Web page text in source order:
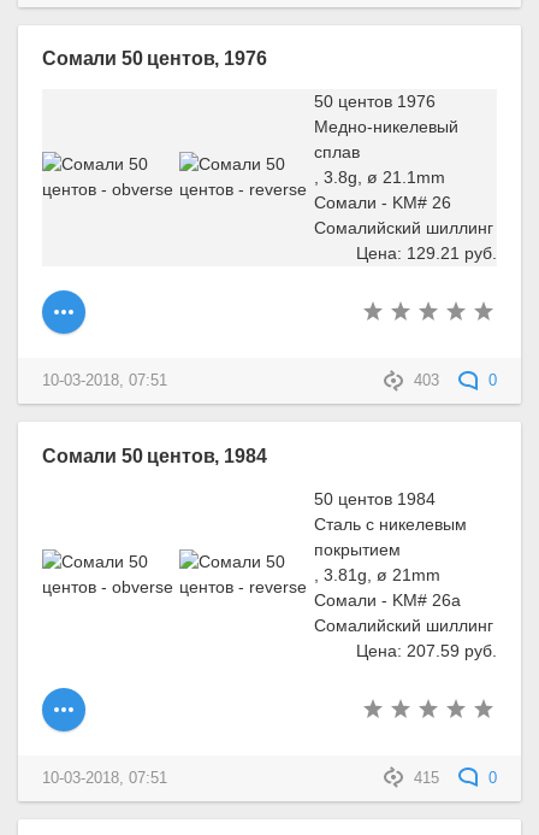
Сомали 50 центов, 1976
50 центов 1976
Медно-никелевый
сплав
, 3.8g, ø 21.1mm
Сомали - KM# 26
Сомалийский шиллинг
Цена: 129.21 руб.
403 0
10-03-2018, 07:51
Сомали 50 центов, 1984
50 центов 1984
Сталь с никелевым
покрытием
, 3.81g, ø 21mm
Сомали - KM# 26a
Сомалийский шиллинг
Цена: 207.59 руб.
415 0
10-03-2018, 07:51